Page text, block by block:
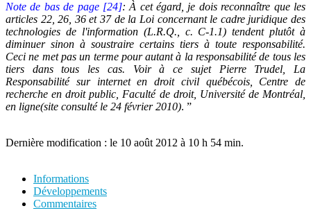
Note de bas de page [24]: À cet égard, je dois reconnaître que les
articles 22, 26, 36 et 37 de la Loi concernant le cadre juridique des
technologies de l'information (L.R.Q., c. C-1.1) tendent plutôt à
diminuer sinon à soustraire certains tiers à toute responsabilité.
Ceci ne met pas un terme pour autant à la responsabilité de tous les
tiers dans tous les cas. Voir à ce sujet Pierre Trudel, La
Responsabilité sur internet en droit civil québécois, Centre de
recherche en droit public, Faculté de droit, Université de Montréal,
en ligne(site consulté le 24 février 2010). ”
Dernière modification : le 10 août 2012 à 10 h 54 min.
Informations
Développements
Commentaires